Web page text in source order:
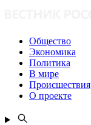
Общество
Экономика
Политика
В мире
Происшествия
О проекте